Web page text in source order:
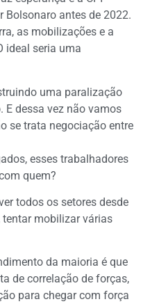
Bolsonaro antes de 2022.
as mobilizações e a
ideal seria uma
uma paralização
E dessa vez não vamos
se trata negociação entre
esses trabalhadores
quem?
todos os setores desde
mobilizar várias
da maioria é que
de correlação de forças,
para chegar com força